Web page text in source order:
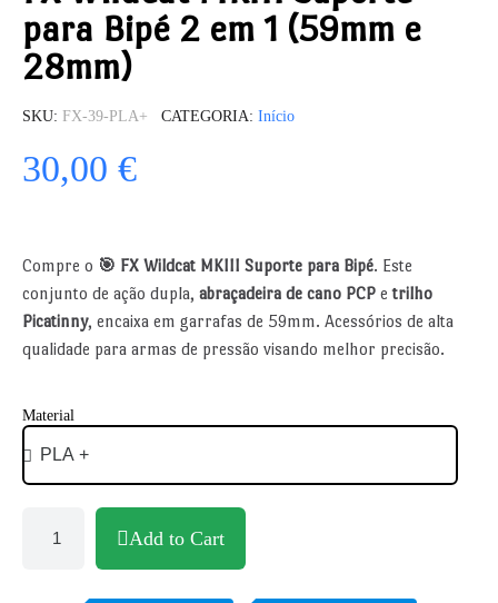
para Bipé 2 em 1 (59mm e
28mm)
SKU FX-39-PLA+ CATEGORIA Início
30,00 €
Compre o 🎯 FX Wildcat MKIII Suporte para Bipé. Este
conjunto de ação dupla, abraçadeira de cano PCP etrilho
Picatinny, encaixa em garrafas de 59mm. Acessórios de alta
qualidade para armas de pressão visando melhor precisão.
Material
Add to Cart